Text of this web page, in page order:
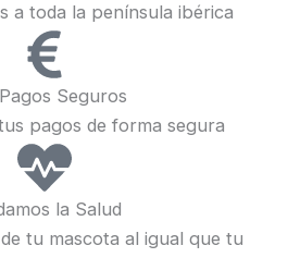
a toda la península ibérica
Seguros
pagos de forma segura
la Salud
tu mascota al igual que tu